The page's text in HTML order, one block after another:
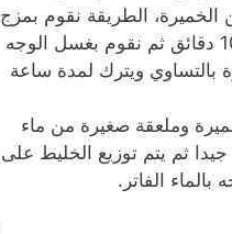
الطريقة نقوم بمزج
المكونات جيدا مع بعض ثم نقوم بوضعه في الفريزر لمدة 10 دقائق ثم نقوم بغسل الوجه
بالتساوي ويترك لمدة ساعة
وملعقة صغيرة من ماء
ثم يتم توزيع الخليط على